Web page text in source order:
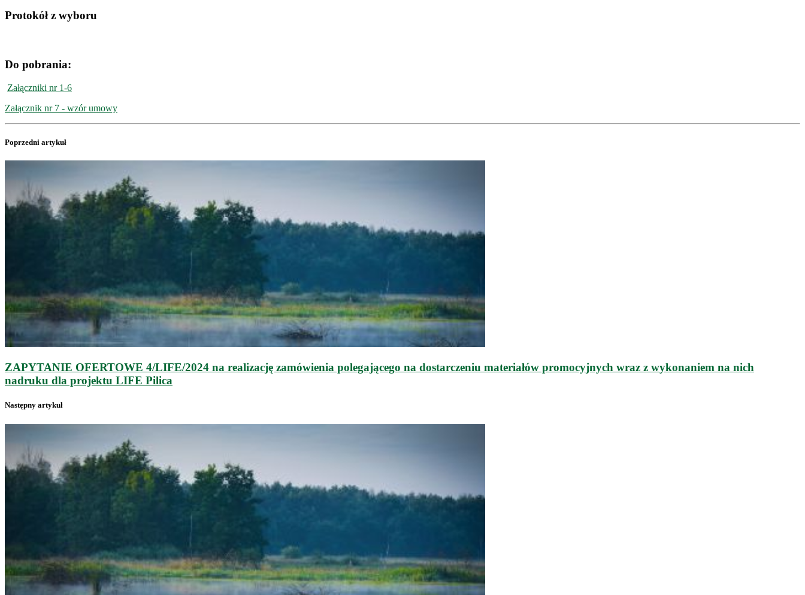
Protokół z wyboru
Do pobrania:
Załączniki nr 1-6
Załącznik nr 7 - wzór umowy
Poprzedni artykuł
ZAPYTANIE OFERTOWE 4/LIFE/2024 na realizację zamówienia polegającego na dostarczeniu materiałów promocyjnych wraz z wykonaniem na nich
nadruku dla projektu LIFE Pilica
Następny artykuł